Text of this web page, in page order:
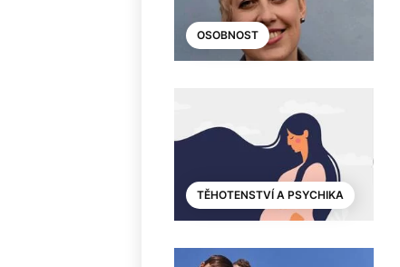
OSOBNOST
TĚHOTENSTVÍ A PSYCHIKA